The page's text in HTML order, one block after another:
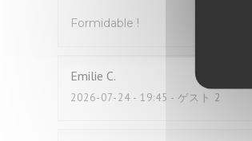
Formidable !
Emilie C
2026-07-24 - 19:45 - ゲスト 2